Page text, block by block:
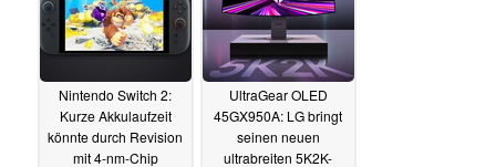
Nintendo Switch 2:
Kurze Akkulaufzeit
könnte durch Revision
mit 4-nm-Chip
UltraGear OLED
45GX950A: LG bringt
seinen neuen
ultrabreiten 5K2K-